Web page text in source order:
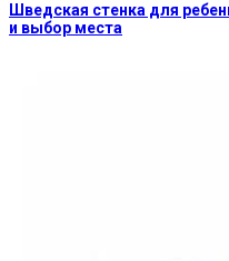
Шведская стенка для
и выбор места